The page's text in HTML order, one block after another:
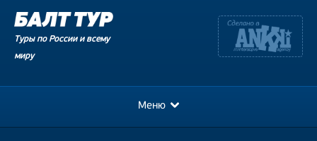
Туры по России и всему
миру
Меню